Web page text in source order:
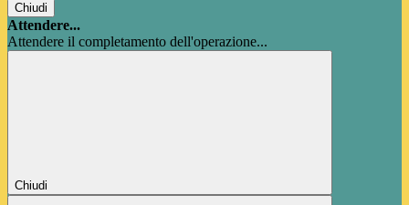
Chiudi
Attendere...
Attendere il completamento dell'operazione...
Chiudi